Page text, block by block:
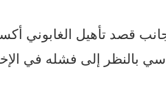
قصد تأهيل الغابوني
بالنظر إلى فشله في